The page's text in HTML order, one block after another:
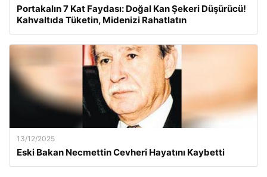
Portakalın 7 Kat Faydası: Doğal Kan Şekeri Düşürücü!
Kahvaltıda Tüketin, Midenizi Rahatlatın
13/12/2025
Eski Bakan Necmettin Cevheri Hayatını Kaybetti